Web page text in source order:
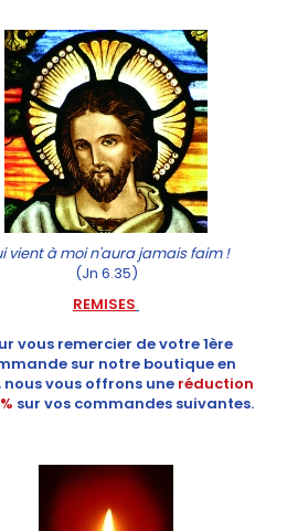
vient à moi n'aura jamais faim !
(Jn 6.35)
REMISES
vous remercier de votre 1ère
sur notre boutique en
nous vous offrons une réduction
sur vos commandes suivantes.